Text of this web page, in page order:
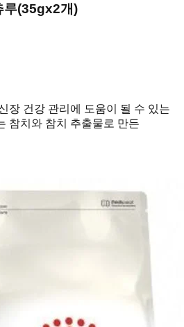
루(35gx2개)
장 건강 관리에 도움이 될 수 있는
참치와 참치 추출물로 만든